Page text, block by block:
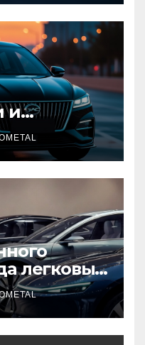
и
легковых
года